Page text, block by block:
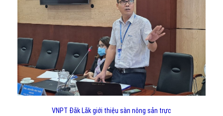
VNPT Đắk Lắk giới thiệu sàn nông sản trực